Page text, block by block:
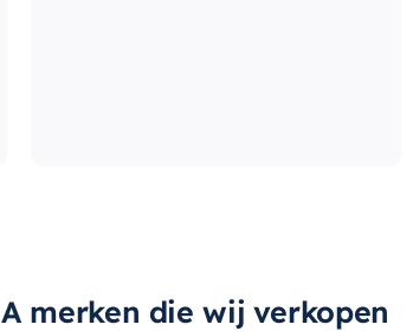
A merken die wij verkopen